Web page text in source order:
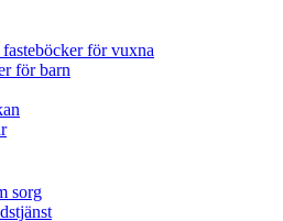
för vuxna
för barn
sorg